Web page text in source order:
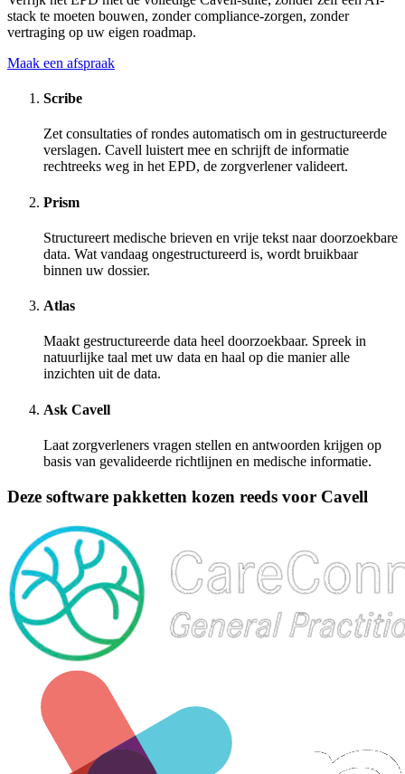
stack te moeten bouwen, zonder compliance-zorgen, zonder
vertraging op uw eigen roadmap.
Maak een afspraak
Scribe
Zet consultaties of rondes automatisch om in gestructureerde
verslagen. Cavell luistert mee en schrijft de informatie
rechtreeks weg in het EPD, de zorgverlener valideert.
Prism
Structureert medische brieven en vrije tekst naar doorzoekbare
data. Wat vandaag ongestructureerd is, wordt bruikbaar
binnen uw dossier.
Atlas
Maakt gestructureerde data heel doorzoekbaar. Spreek in
natuurlijke taal met uw data en haal op die manier alle
inzichten uit de data.
Ask Cavell
Laat zorgverleners vragen stellen en antwoorden krijgen op
basis van gevalideerde richtlijnen en medische informatie.
Deze software pakketten kozen reeds voor Cavell